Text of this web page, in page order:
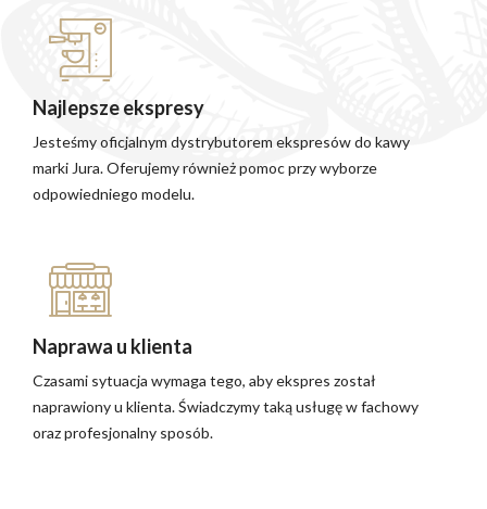
Najlepsze ekspresy
Jesteśmy oficjalnym dystrybutorem ekspresów do kawy
marki Jura. Oferujemy również pomoc przy wyborze
odpowiedniego modelu.
Naprawa u klienta
Czasami sytuacja wymaga tego, aby ekspres został
naprawiony u klienta. Świadczymy taką usługę w fachowy
oraz profesjonalny sposób.